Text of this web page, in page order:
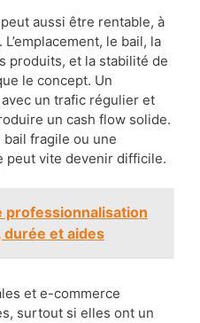
aussi être rentable, à
le bail, la
produits, et la stabilité de
le concept. Un
un trafic régulier et
un cash flow solide.
bail fragile ou une
peut vite devenir difficile.
professionnalisation
durée et aides
et e-commerce
surtout si elles ont un